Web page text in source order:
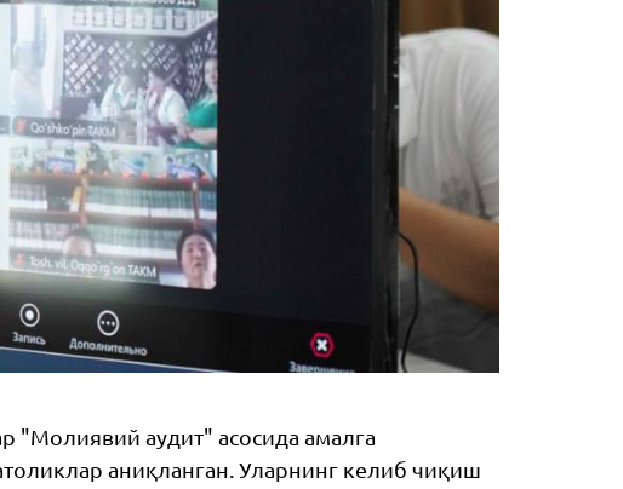
"Молиявий аудит" асосида амалга
аниқланган. Уларнинг келиб чиқиш